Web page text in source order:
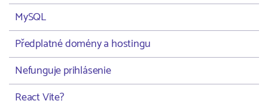
MySQL
Předplatné domény a hostingu
Nefunguje prihlásenie
React Vite?